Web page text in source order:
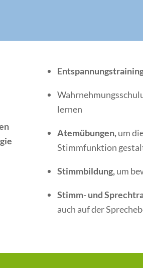
lernen
Atemübungen,um
Stimmfunktion
Stimmbildung,um
Stimm- und
auch auf der